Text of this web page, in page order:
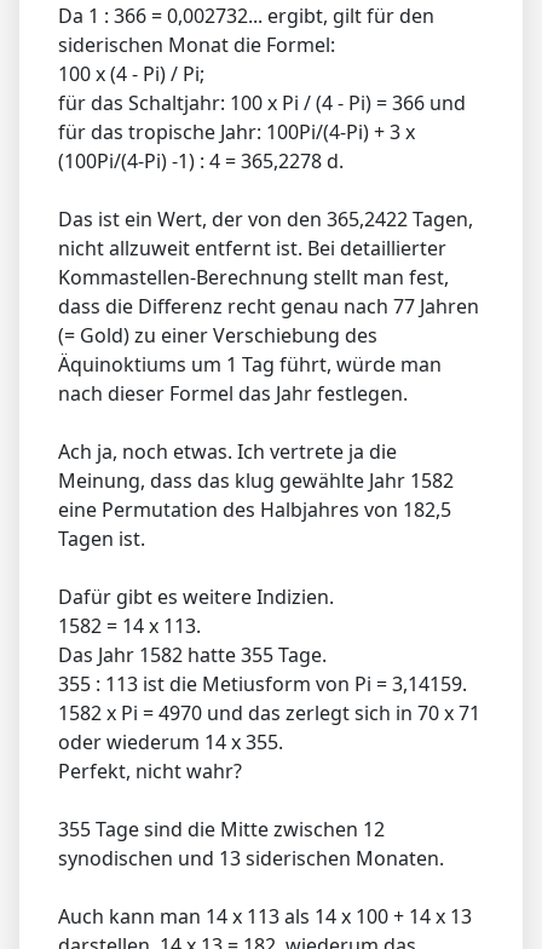
Da 1 : 366 = 0,002732... ergibt, gilt für den
siderischen Monat die Formel:
100 x (4 - Pi) / Pi;
für das Schaltjahr: 100 x Pi / (4 - Pi) = 366 und
für das tropische Jahr: 100Pi/(4-Pi) + 3 x
(100Pi/(4-Pi) -1) : 4 = 365,2278 d.
Das ist ein Wert, der von den 365,2422 Tagen,
nicht allzuweit entfernt ist. Bei detaillierter
Kommastellen-Berechnung stellt man fest,
dass die Differenz recht genau nach 77 Jahren
(= Gold) zu einer Verschiebung des
Äquinoktiums um 1 Tag führt, würde man
nach dieser Formel das Jahr festlegen.
Ach ja, noch etwas. Ich vertrete ja die
Meinung, dass das klug gewählte Jahr 1582
eine Permutation des Halbjahres von 182,5
Tagen ist.
Dafür gibt es weitere Indizien.
1582 = 14 x 113.
Das Jahr 1582 hatte 355 Tage.
355 : 113 ist die Metiusform von Pi = 3,14159.
1582 x Pi = 4970 und das zerlegt sich in 70 x 71
oder wiederum 14 x 355.
Perfekt, nicht wahr?
355 Tage sind die Mitte zwischen 12
synodischen und 13 siderischen Monaten.
Auch kann man 14 x 113 als 14 x 100 + 14 x 13